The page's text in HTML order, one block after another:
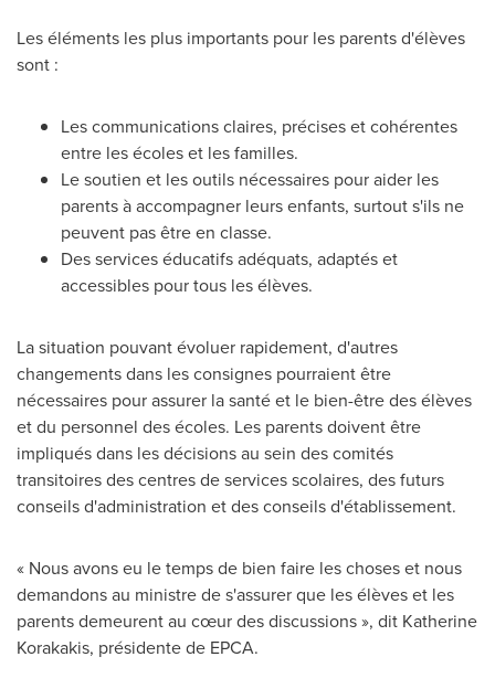
Les éléments les plus importants pour les parents d'élèves
sont :
Les communications claires, précises et cohérentes
entre les écoles et les familles.
Le soutien et les outils nécessaires pour aider les
parents à accompagner leurs enfants, surtout s'ils ne
peuvent pas être en classe.
Des services éducatifs adéquats, adaptés et
accessibles pour tous les élèves.
La situation pouvant évoluer rapidement, d'autres
changements dans les consignes pourraient être
nécessaires pour assurer la santé et le bien-être des élèves
et du personnel des écoles. Les parents doivent être
impliqués dans les décisions au sein des comités
transitoires des centres de services scolaires, des futurs
conseils d'administration et des conseils d'établissement.
« Nous avons eu le temps de bien faire les choses et nous
demandons au ministre de s'assurer que les élèves et les
parents demeurent au cœur des discussions », dit Katherine
Korakakis, présidente de EPCA.